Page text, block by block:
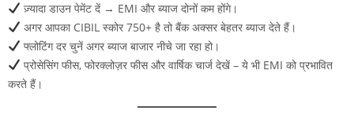
ज़्यादा डाउन पेमेंट दें → EMI और ब्याज दोनों कम होंगे।
अगर आपका CIBIL स्कोर 750+ है तो बैंक अक्सर बेहतर ब्याज देते हैं।
फ्लोटिंग दर चुनें अगर ब्याज बाजार नीचे जा रहा हो।
प्रोसेसिंग फीस, फोरक्लोज़र फीस और वार्षिक चार्ज देखें – ये भी EMI को प्रभावित
करते हैं।